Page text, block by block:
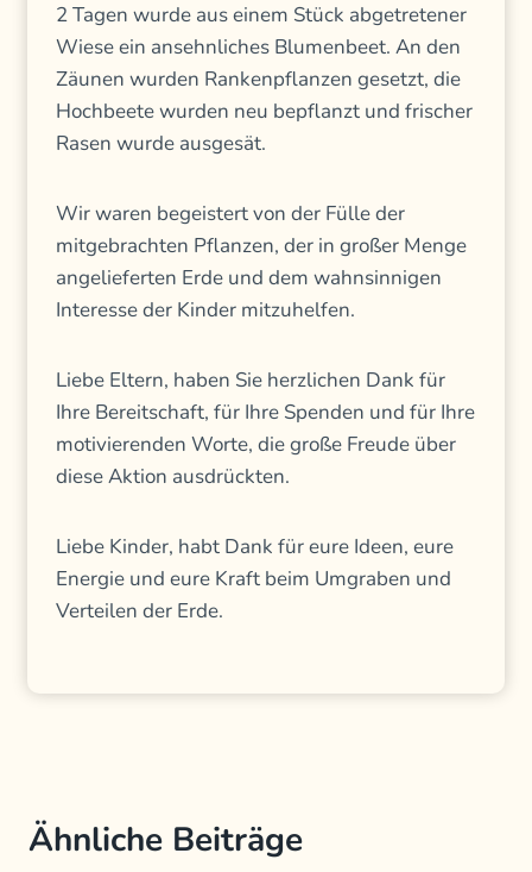
2 Tagen wurde aus einem Stück abgetretener
Wiese ein ansehnliches Blumenbeet. An den
Zäunen wurden Rankenpflanzen gesetzt, die
Hochbeete wurden neu bepflanzt und frischer
Rasen wurde ausgesät.
Wir waren begeistert von der Fülle der
mitgebrachten Pflanzen, der in großer Menge
angelieferten Erde und dem wahnsinnigen
Interesse der Kinder mitzuhelfen.
Liebe Eltern, haben Sie herzlichen Dank für
Ihre Bereitschaft, für Ihre Spenden und für Ihre
motivierenden Worte, die große Freude über
diese Aktion ausdrückten.
Liebe Kinder, habt Dank für eure Ideen, eure
Energie und eure Kraft beim Umgraben und
Verteilen der Erde.
Ähnliche Beiträge